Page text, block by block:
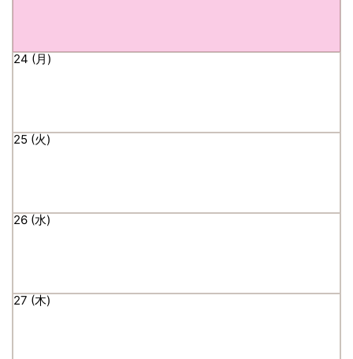
24
25
26
27